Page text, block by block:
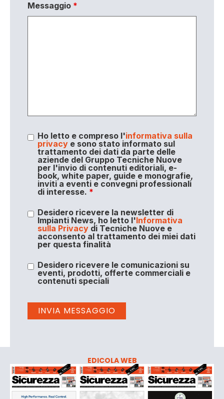
Messaggio *
Ho letto e compreso l'informativa sulla
privacye sono stato informato sul
trattamento dei dati da parte delle
aziende del Gruppo Tecniche Nuove
per l'invio di contenuti editoriali, e-
book, white paper, guide e monografie,
inviti a eventi e convegni professionali
di interesse. *
Desidero ricevere la newsletter di
Impianti News, ho letto l'Informativa
sulla Privacydi Tecniche Nuove e
acconsento al trattamento dei miei dati
per questa finalità
Desidero ricevere le comunicazioni su
eventi, prodotti, offerte commerciali e
contenuti speciali
EDICOLA WEB